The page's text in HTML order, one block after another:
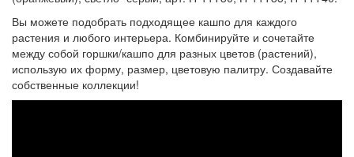
Вы можете подобрать подходящее кашпо для каждого
растения и любого интерьера. Комбинируйте и сочетайте
между собой горшки/кашпо для разных цветов (растений),
использую их форму, размер, цветовую палитру. Создавайте
собственные коллекции!